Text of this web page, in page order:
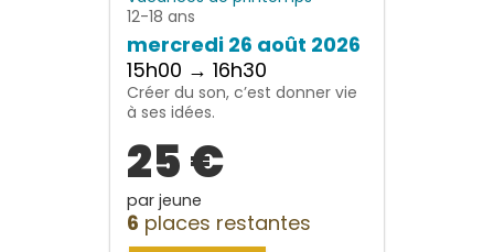
12-18 ans
mercredi 26 août 2026
15h00 → 16h30
Créer du son, c’est donner vie
à ses idées.
25 €
par jeune
6 places restantes